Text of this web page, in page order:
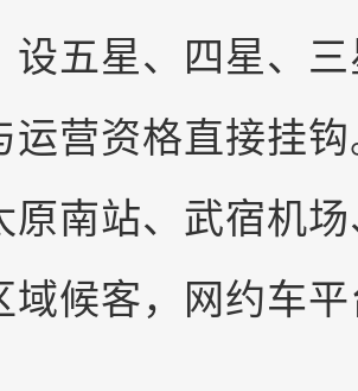
设五星、四星、
运营资格直接挂
原南站、武宿机
域候客，网约车